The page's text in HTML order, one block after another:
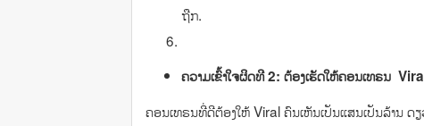
ຖືກ.
ຄວາມເຂົ້າໃຈຜິດທີ2: ຕ້ອງເຮັດໃຫ້ຄອນເທຣນ
ຄອນເທຣນທີ່ດີຕ້ອງໃຫ້ Viral ຄົນເຫັນເປັນແສນເປັນລ້ານ